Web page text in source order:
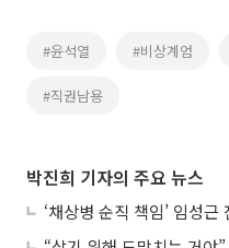
#윤석열 #비상계엄
#직권남용
박진희 기자의 주요 뉴스